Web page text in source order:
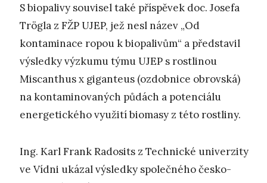
S biopalivy souvisel také příspěvek doc. Josefa
Trögla z FŽP UJEP, jež nesl název „Od
kontaminace ropou k biopalivům“ a představil
výsledky výzkumu týmu UJEP s rostlinou
Miscanthus x giganteus (ozdobnice obrovská)
na kontaminovaných půdách a potenciálu
energetického využití biomasy z této rostliny.
Ing. Karl Frank Radosits z Technické univerzity
ve Vídni ukázal výsledky společného česko-